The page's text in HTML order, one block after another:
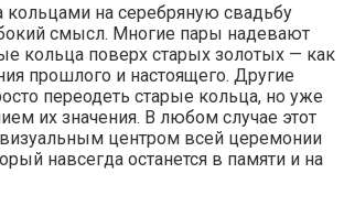
кольцами на серебряную свадьбу
смысл. Многие пары надевают
кольца поверх старых золотых — как
прошлого и настоящего. Другие
переодеть старые кольца, но уже
их значения. В любом случае этот
визуальным центром всей церемонии
навсегда останется в памяти и на